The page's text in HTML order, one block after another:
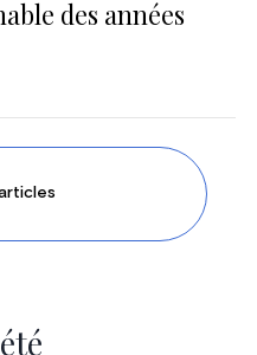
des années